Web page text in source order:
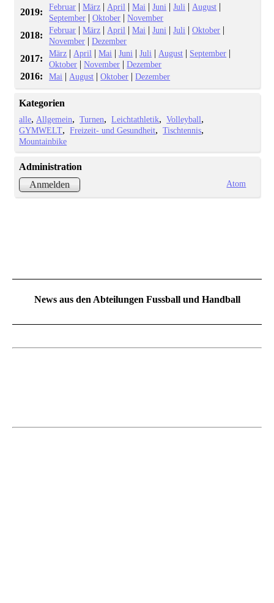
2019: Februar |März | April |Mai |Juni |Juli | August |
September |Oktober |November
2018: Februar |März | April |Mai |Juni |Juli |Oktober |
November |Dezember
2017: März | April |Mai |Juni |Juli | August | September |
Oktober |November |Dezember
2016: Mai | August |Oktober |Dezember
Kategorien
alle Allgemein Turnen Leichtathletik
Volleyball
GYMWELT
Freizeit- und Gesundheit
Tischtennis
Mountainbike
Administration
Anmelden
Atom
News aus den Abteilungen Fussball und Handball